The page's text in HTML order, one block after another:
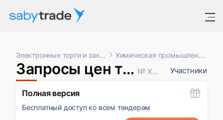
Электронные торги и закупки Химическая промышленность
Запросы цен товаров, работ, услуг № XXXXXXX Участники
Полная версия
Бесплатный доступ ко всем тендерам